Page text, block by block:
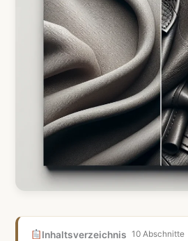
Inhaltsverzeichnis 10 Abschnitte